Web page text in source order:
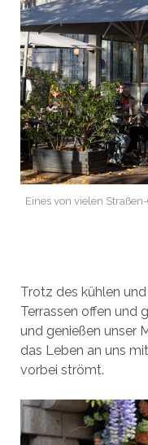
Eines von vielen
Trotz des kühlen
Terrassen offen und
und genießen unser
das Leben an uns
vorbei strömt.